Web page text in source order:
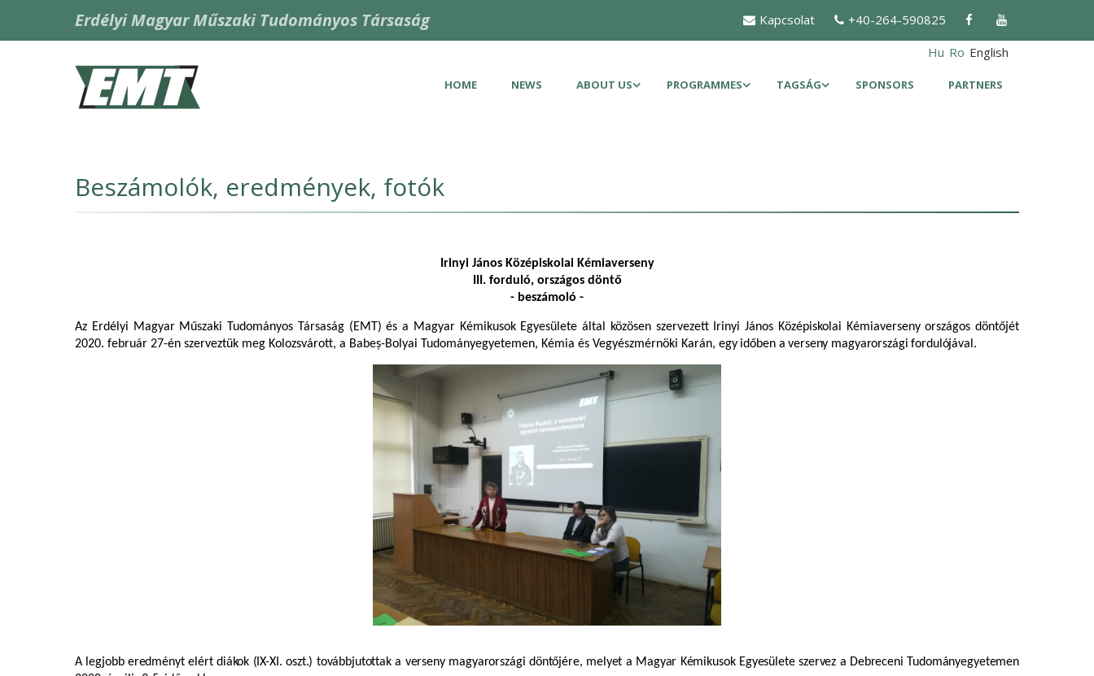
main
Kapcsolat +40-264-590825
Erdélyi Magyar Műszaki Tudományos Társaság
Hu Ro English
Fő
navigáció
HOME NEWS ABOUT US PROGRAMMES TAGSÁG SPONSORS PARTNERS
Beszámolók, eredmények, fotók
Irinyi János Középiskolai Kémiaverseny
III. forduló, országos döntő
- beszámoló -
Az Erdélyi Magyar Műszaki Tudományos Társaság (EMT) és a Magyar Kémikusok Egyesülete által közösen szervezett Irinyi János Középiskolai Kémiaverseny országos döntőjét
2020. február 27-én szerveztük meg Kolozsvárott, a Babeș-Bolyai Tudományegyetemen, Kémia és Vegyészmérnöki Karán, egy időben a verseny magyarországi fordulójával .
A legjobb eredményt elért diákok (IX-XI. oszt.) továbbjutottak a verseny magyarországi döntőjére, melyet a Magyar Kémikusok Egyesülete szervez a Debreceni Tudományegyetemen